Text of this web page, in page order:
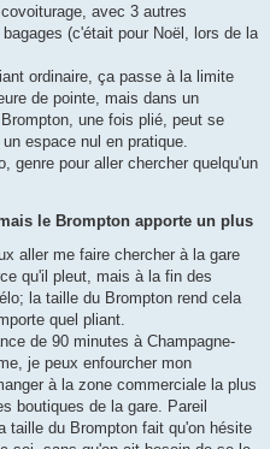
avec 3 autres
(c'était pour Noël, lors de la
ordinaire, ça passe à la limite
de pointe, mais dans un
une fois plié, peut se
espace nul en pratique.
genre pour aller chercher quelqu'un
le Brompton apporte un plus
aller me faire chercher à la gare
qu'il pleut, mais à la fin des
la taille du Brompton rend cela
quel pliant.
de 90 minutes à Champagne-
je peux enfourcher mon
à la zone commerciale la plus
boutiques de la gare. Pareil
taille du Brompton fait qu'on hésite